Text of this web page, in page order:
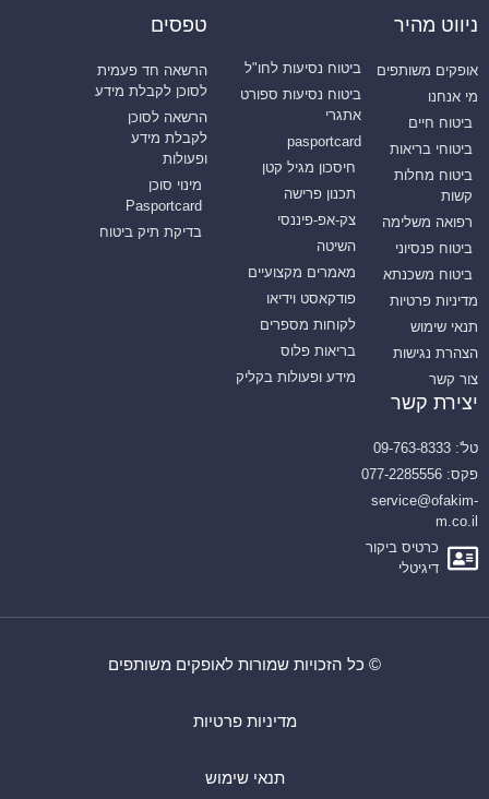
ניווט מהיר
אופקים משותפים
מי אנחנו
ביטוח חיים
ביטוחי בריאות
ביטוח מחלות
קשות
רפואה משלימה
ביטוח פנסיוני
ביטוח משכנתא
מדיניות פרטיות
תנאי שימוש
הצהרת נגישות
צור קשר
ביטוח נסיעות לחו"ל
ביטוח נסיעות ספורט
אתגרי
pasportcard
חיסכון מגיל קטן
תכנון פרישה
צק-אפ-פיננסי
השיטה
מאמרים מקצועיים
פודקאסט וידיאו
לקוחות מספרים
בריאות פלוס
מידע ופעולות בקליק
טפסים
הרשאה חד פעמית
לסוכן לקבלת מידע
הרשאה לסוכן
לקבלת מידע
ופעולות
מינוי סוכן
Pasportcard
בדיקת תיק ביטוח
יצירת קשר
טל': 09-763-8333
פקס: 077-2285556
service@ofakim-
m.co.il
כרטיס ביקור
דיגיטלי
© כל הזכויות שמורות לאופקים משותפים
מדיניות פרטיות
תנאי שימוש